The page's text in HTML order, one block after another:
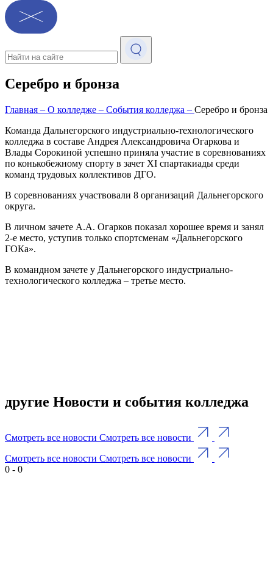
Серебро и бронза
Главная – О колледже – События колледжа – Серебро и бронза
Команда Дальнегорского индустриально-технологического
колледжа в составе Андрея Александровича Огаркова и
Влады Сорокиной успешно приняла участие в соревнованиях
по конькобежному спорту в зачет XI спартакиады среди
команд трудовых коллективов ДГО.
В соревнованиях участвовали 8 организаций Дальнегорского
округа.
В личном зачете А.А. Огарков показал хорошее время и занял
2-е место, уступив только спортсменам «Дальнегорского
ГОКа».
В командном зачете у Дальнегорского индустриально-
технологического колледжа – третье место.
другие Новости и события колледжа
Смотреть все новости Смотреть все новости
Смотреть все новости Смотреть все новости
0 - 0